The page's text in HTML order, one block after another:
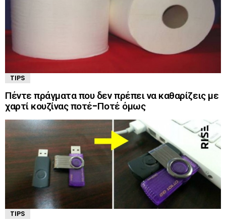
TIPS
Πέντε πράγματα που δεν πρέπει να καθαρίζεις με
χαρτί κουζίνας ποτέ-Ποτέ όμως
TIPS